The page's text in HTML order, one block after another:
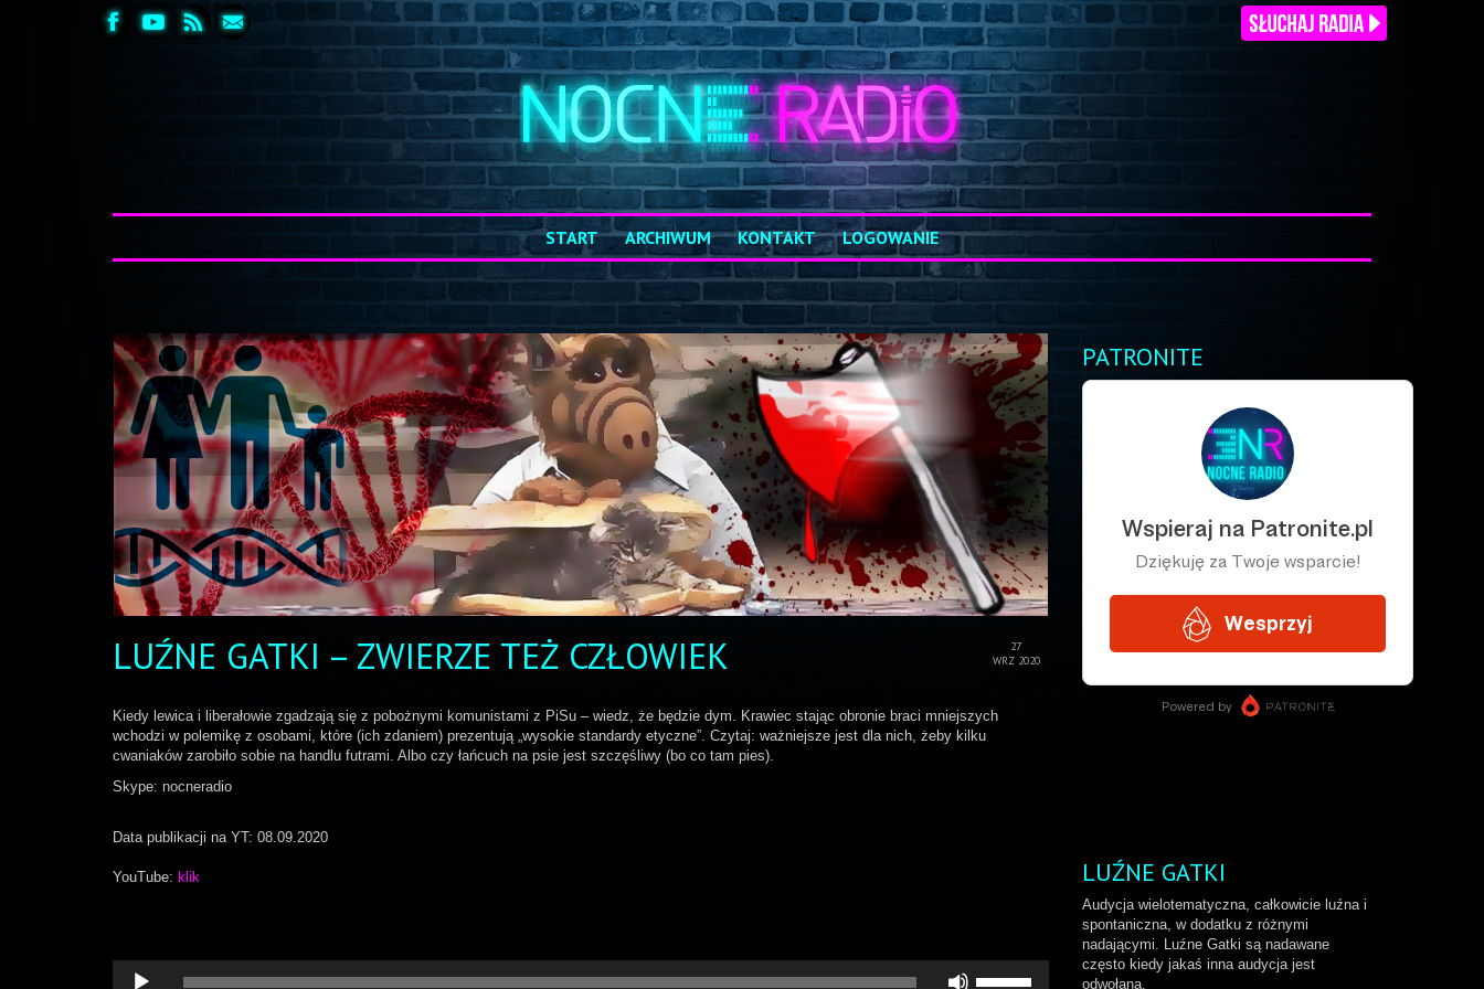
START ARCHIWUM KONTAKT LOGOWANIE
27
WRZ 2020
LUŹNE GATKI – ZWIERZE TEŻ CZŁOWIEK
Kiedy lewica i liberałowie zgadzają się z pobożnymi komunistami z PiSu – wiedz, że będzie dym. Krawiec stając obronie braci mniejszych
wchodzi w polemikę z osobami, które (ich zdaniem) prezentują „wysokie standardy etyczne”. Czytaj: ważniejsze jest dla nich, żeby kilku
cwaniaków zarobiło sobie na handlu futrami. Albo czy łańcuch na psie jest szczęśliwy (bo co tam pies).
Skype: nocneradio
Data publikacji na YT: 08.09.2020
YouTube: klik
Odtwarzacz
PATRONITE
LUŹNE GATKI
Audycja wielotematyczna, całkowicie luźna i
spontaniczna, w dodatku z różnymi
nadającymi. Luźne Gatki są nadawane
często kiedy jakaś inna audycja jest
odwołana.